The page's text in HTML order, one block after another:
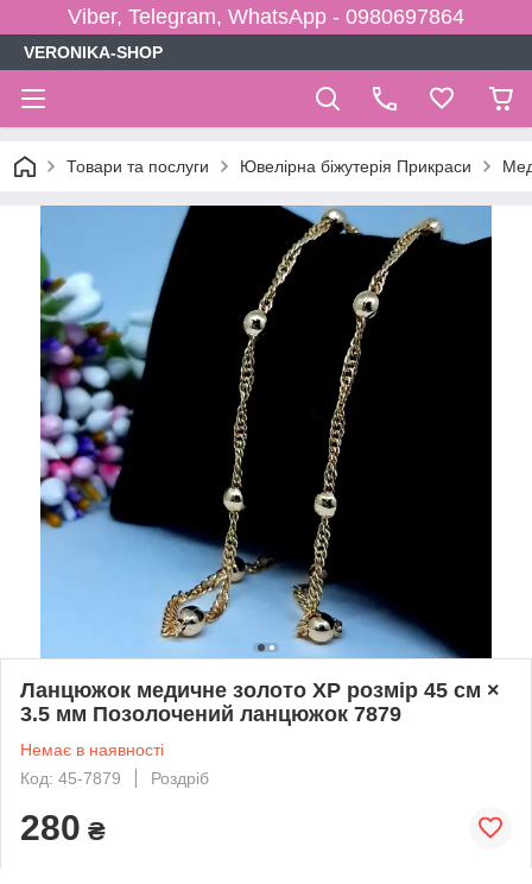
Viber, Telegram, WhatsApp - 0980697864
VERONIKA-SHOP
Товари та послуги Ювелірна біжутерія Прикраси
Ланцюжок медичне золото ХР розмір 45 см ×
3.5 мм Позолочений ланцюжок 7879
Немає в наявності
Код: 45-7879
Роздріб
280 ₴